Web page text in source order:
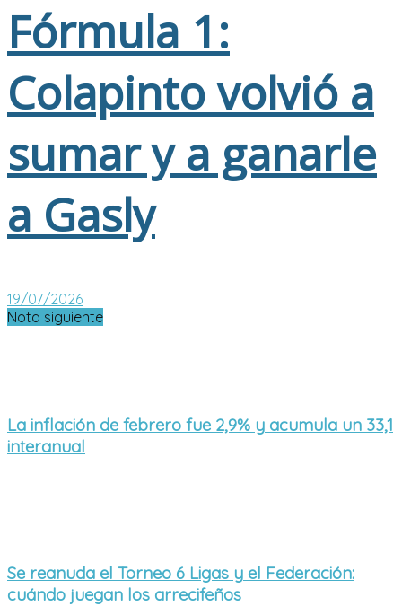
Fórmula 1:
Colapinto volvió a
sumar y a ganarle
a Gasly
19/07/2026
Nota siguiente
La inflación de febrero fue 2,9% y acumula un 33,1
interanual
Se reanuda el Torneo 6 Ligas y el Federación:
cuándo juegan los arrecifeños